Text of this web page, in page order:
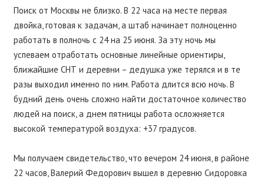
Поиск от Москвы не близко. В 22 часа на месте первая
двойка, готовая к задачам, а штаб начинает полноценно
работать в полночь с 24 на 25 июня. За эту ночь мы
успеваем отработать основные линейные ориентиры,
ближайшие СНТ и деревни – дедушка уже терялся и в те
разы выходил именно по ним. Работа длится всю ночь. В
будний день очень сложно найти достаточное количество
людей на поиск, а днем пятницы работа осложняется
высокой температурой воздуха: +37 градусов.
Мы получаем свидетельство, что вечером 24 июня, в районе
22 часов, Валерий Федорович вышел в деревню Сидоровка